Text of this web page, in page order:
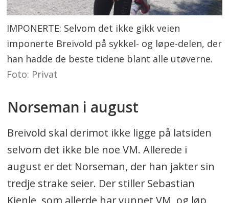
IMPONERTE: Selvom det ikke gikk veien
imponerte Breivold på sykkel- og løpe-delen, der
han hadde de beste tidene blant alle utøverne.
Foto: Privat
Norseman i august
Breivold skal derimot ikke ligge på latsiden
selvom det ikke ble noe VM. Allerede i
august er det Norseman, der han jakter sin
tredje strake seier. Der stiller Sebastian
Kienle, som allerde har vunnet VM, og løp